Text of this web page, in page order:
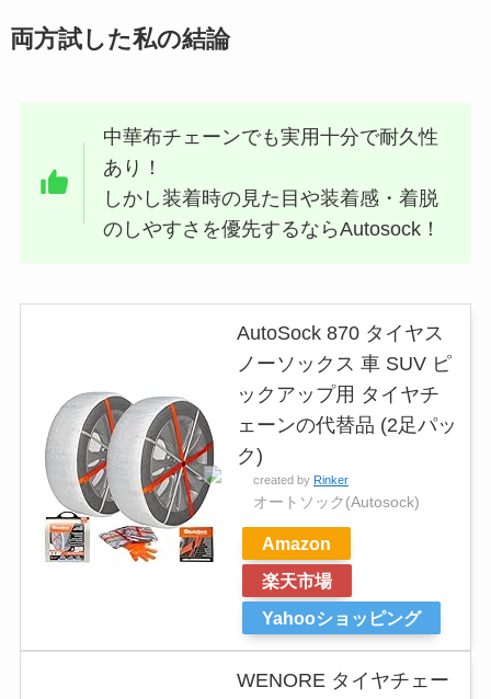
両方試した私の結論
中華布チェーンでも実用十分で耐久性
あり！
しかし装着時の見た目や装着感・着脱
のしやすさを優先するならAutosock！
AutoSock 870 タイヤス
ノーソックス 車 SUV ピ
ックアップ用 タイヤチ
ェーンの代替品 (2足パッ
ク)
created by Rinker
オートソック(Autosock)
Amazon
楽天市場
Yahooショッピング
WENORE タイヤチェー